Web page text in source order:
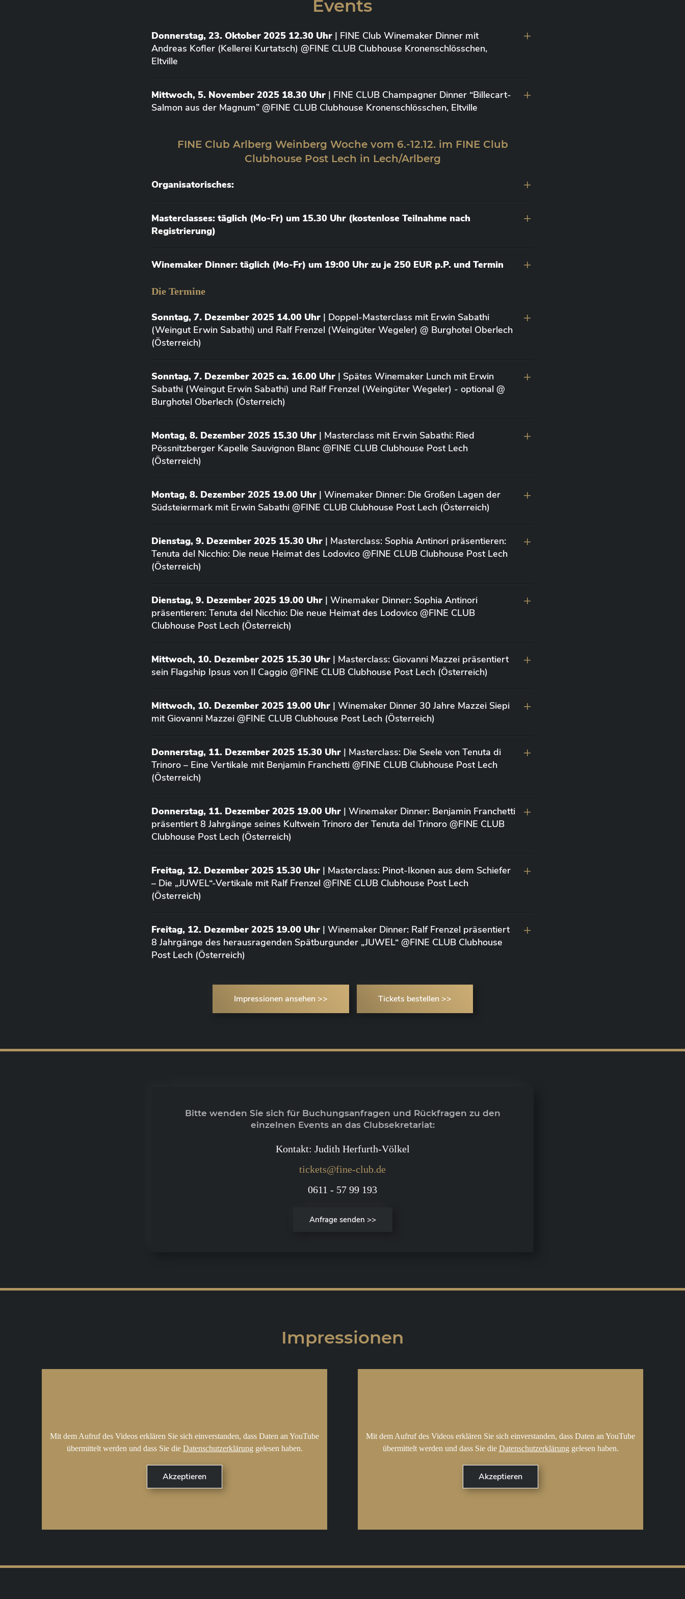
Events
Donnerstag, 23. Oktober 2025 12.30 Uhr | FINE Club Winemaker Dinner mit
Andreas Kofler (Kellerei Kurtatsch) @FINE CLUB Clubhouse Kronenschlösschen,
Eltville
Mittwoch, 5. November 2025 18.30 Uhr | FINE CLUB Champagner Dinner “Billecart-
Salmon aus der Magnum” @FINE CLUB Clubhouse Kronenschlösschen, Eltville
FINE Club Arlberg Weinberg Woche vom 6.-12.12. im FINE Club
Clubhouse Post Lech in Lech/Arlberg
Organisatorisches:
Masterclasses: täglich (Mo-Fr) um 15.30 Uhr (kostenlose Teilnahme nach
Registrierung)
Winemaker Dinner: täglich (Mo-Fr) um 19:00 Uhr zu je 250 EUR p.P. und Termin
Die Termine
Sonntag, 7. Dezember 2025 14.00 Uhr | Doppel-Masterclass mit Erwin Sabathi
(Weingut Erwin Sabathi) und Ralf Frenzel (Weingüter Wegeler) @ Burghotel Oberlech
(Österreich)
Sonntag, 7. Dezember 2025 ca. 16.00 Uhr | Spätes Winemaker Lunch mit Erwin
Sabathi (Weingut Erwin Sabathi) und Ralf Frenzel (Weingüter Wegeler) - optional @
Burghotel Oberlech (Österreich)
Montag, 8. Dezember 2025 15.30 Uhr | Masterclass mit Erwin Sabathi: Ried
Pössnitzberger Kapelle Sauvignon Blanc @FINE CLUB Clubhouse Post Lech
(Österreich)
Montag, 8. Dezember 2025 19.00 Uhr | Winemaker Dinner: Die Großen Lagen der
Südsteiermark mit Erwin Sabathi @FINE CLUB Clubhouse Post Lech (Österreich)
Dienstag, 9. Dezember 2025 15.30 Uhr | Masterclass: Sophia Antinori präsentieren:
Tenuta del Nicchio: Die neue Heimat des Lodovico @FINE CLUB Clubhouse Post Lech
(Österreich)
Dienstag, 9. Dezember 2025 19.00 Uhr | Winemaker Dinner: Sophia Antinori
präsentieren: Tenuta del Nicchio: Die neue Heimat des Lodovico @FINE CLUB
Clubhouse Post Lech (Österreich)
Mittwoch, 10. Dezember 2025 15.30 Uhr | Masterclass: Giovanni Mazzei präsentiert
sein Flagship Ipsus von Il Caggio @FINE CLUB Clubhouse Post Lech (Österreich)
Mittwoch, 10. Dezember 2025 19.00 Uhr | Winemaker Dinner 30 Jahre Mazzei Siepi
mit Giovanni Mazzei @FINE CLUB Clubhouse Post Lech (Österreich)
Donnerstag, 11. Dezember 2025 15.30 Uhr | Masterclass: Die Seele von Tenuta di
Trinoro – Eine Vertikale mit Benjamin Franchetti @FINE CLUB Clubhouse Post Lech
(Österreich)
Donnerstag, 11. Dezember 2025 19.00 Uhr | Winemaker Dinner: Benjamin Franchetti
präsentiert 8 Jahrgänge seines Kultwein Trinoro der Tenuta del Trinoro @FINE CLUB
Clubhouse Post Lech (Österreich)
Freitag, 12. Dezember 2025 15.30 Uhr | Masterclass: Pinot-Ikonen aus dem Schiefer
– Die „JUWEL“-Vertikale mit Ralf Frenzel @FINE CLUB Clubhouse Post Lech
(Österreich)
Freitag, 12. Dezember 2025 19.00 Uhr | Winemaker Dinner: Ralf Frenzel präsentiert
8 Jahrgänge des herausragenden Spätburgunder „JUWEL“ @FINE CLUB Clubhouse
Post Lech (Österreich)
Impressionen ansehen >> Tickets bestellen >>
Bitte wenden Sie sich für Buchungsanfragen und Rückfragen zu den
einzelnen Events an das Clubsekretariat:
Kontakt: Judith Herfurth-Völkel
tickets@fine-club.de
0611 - 57 99 193
Anfrage senden >>
Impressionen
Mit dem Aufruf des Videos erklären Sie sich einverstanden, dass Daten an YouTube
übermittelt werden und dass Sie die Datenschutzerklärung gelesen haben.
Mit dem Aufruf des Videos erklären Sie sich einverstanden, dass Daten an YouTube
übermittelt werden und dass Sie die Datenschutzerklärung gelesen haben.